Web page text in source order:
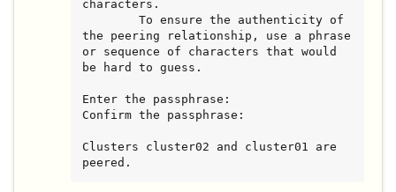
characters.
the peering relationship, use a phrase
or sequence of characters that would
be hard to guess.
Enter the passphrase:
Confirm the passphrase:
Clusters cluster02 and cluster01 are
peered.